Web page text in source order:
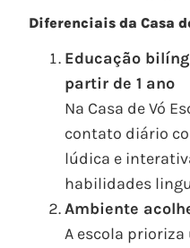
Diferenciais da Casa
Educação
partir de 1 ano
Na Casa de Vó
contato diário
lúdica e
habilidades
Ambiente
A escola